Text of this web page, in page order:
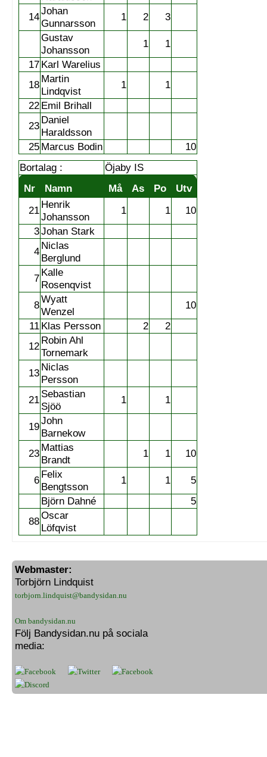
14
Johan
Gunnarsson
1 2
3
Gustav
Johansson
1
1
17 Karl Warelius
18
Martin
Lindqvist
1
1
22 Emil Brihall
23
Daniel
Haraldsson
25 Marcus Bodin
10
Bortalag :
Öjaby IS
Nr
Namn Må As Po
Utv
21
Henrik
Johansson
1 1
10
3Johan Stark
4
Niclas
Berglund
7
Kalle
Rosenqvist
8
Wyatt
Wenzel
10
11 Klas Persson 2
2
12
Robin Ahl
Tornemark
13
Niclas
Persson
21
Sebastian
Sjöö
1 1
19
John
Barnekow
23
Mattias
Brandt
1 1 10
6
Felix
Bengtsson
1 1
5
Björn Dahné
5
88
Oscar
Löfqvist
Webmaster:
Torbjörn Lindquist
torbjorn.lindquist@bandysidan.nu
Om bandysidan.nu
Följ Bandysidan.nu på sociala
media: